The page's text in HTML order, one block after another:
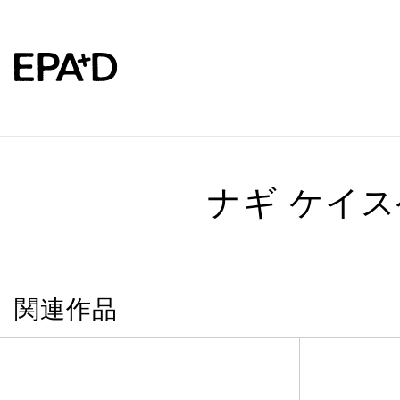
ナギ ケイ
関連作品